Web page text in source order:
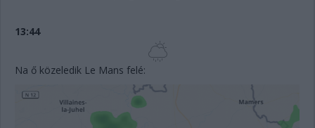
13:44
Na ő közeledik Le Mans felé: